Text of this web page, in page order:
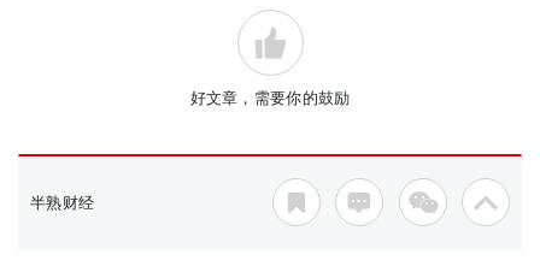
好文章，需要你的鼓励
半熟财经